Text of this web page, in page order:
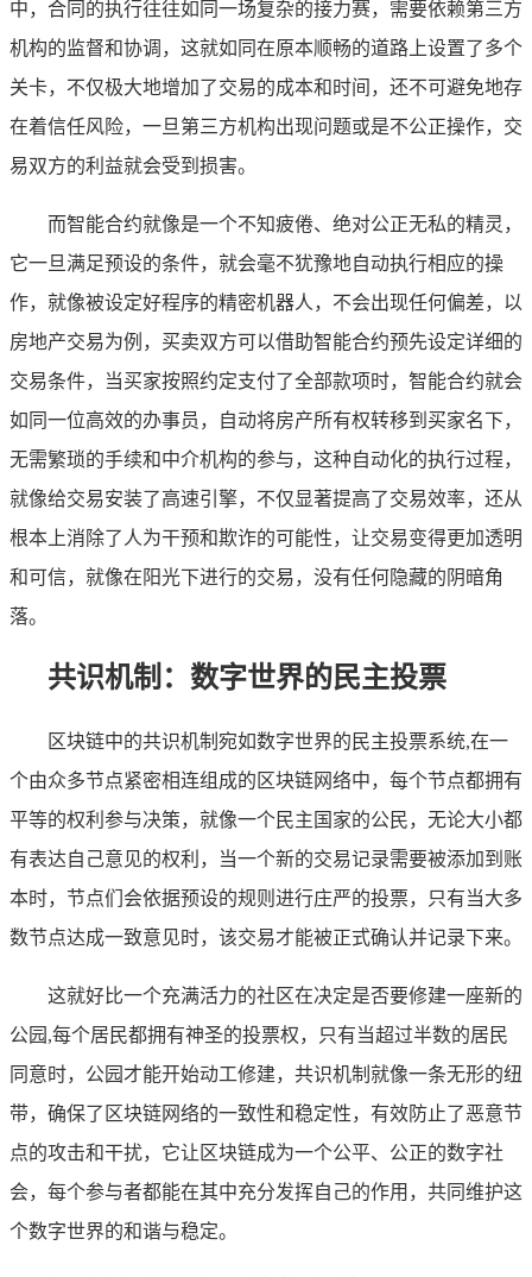
中，合同的执行往往如同一场复杂的接力赛，需要依赖第三方
机构的监督和协调，这就如同在原本顺畅的道路上设置了多个
关卡，不仅极大地增加了交易的成本和时间，还不可避免地存
在着信任风险，一旦第三方机构出现问题或是不公正操作，交
易双方的利益就会受到损害。
而智能合约就像是一个不知疲倦、绝对公正无私的精灵，
它一旦满足预设的条件，就会毫不犹豫地自动执行相应的操
作，就像被设定好程序的精密机器人，不会出现任何偏差，以
房地产交易为例，买卖双方可以借助智能合约预先设定详细的
交易条件，当买家按照约定支付了全部款项时，智能合约就会
如同一位高效的办事员，自动将房产所有权转移到买家名下，
无需繁琐的手续和中介机构的参与，这种自动化的执行过程，
就像给交易安装了高速引擎，不仅显著提高了交易效率，还从
根本上消除了人为干预和欺诈的可能性，让交易变得更加透明
和可信，就像在阳光下进行的交易，没有任何隐藏的阴暗角
落。
共识机制：数字世界的民主投票
区块链中的共识机制宛如数字世界的民主投票系统,在一
个由众多节点紧密相连组成的区块链网络中，每个节点都拥有
平等的权利参与决策，就像一个民主国家的公民，无论大小都
有表达自己意见的权利，当一个新的交易记录需要被添加到账
本时，节点们会依据预设的规则进行庄严的投票，只有当大多
数节点达成一致意见时，该交易才能被正式确认并记录下来。
这就好比一个充满活力的社区在决定是否要修建一座新的
公园,每个居民都拥有神圣的投票权，只有当超过半数的居民
同意时，公园才能开始动工修建，共识机制就像一条无形的纽
带，确保了区块链网络的一致性和稳定性，有效防止了恶意节
点的攻击和干扰，它让区块链成为一个公平、公正的数字社
会，每个参与者都能在其中充分发挥自己的作用，共同维护这
个数字世界的和谐与稳定。